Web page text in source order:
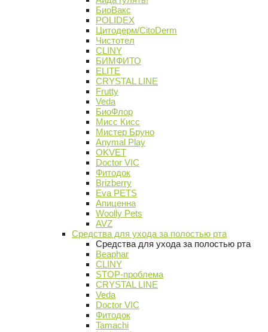
БиоВакс
POLIDEX
Цитодерм/CitoDerm
Чистотел
CLINY
БИМФИТО
ELITE
CRYSTAL LINE
Frutty
Veda
БиоФлор
Мисс Кисс
Мистер Бруно
Anymal Play
OKVET
Doctor VIC
Фитодок
Brizberry
Eva PETS
Апиценна
Woolly Pets
AVZ
Средства для ухода за полостью рта
Средства для ухода за полостью рта
Beaphar
CLINY
STOP-проблема
CRYSTAL LINE
Veda
Doctor VIC
Фитодок
Tamachi